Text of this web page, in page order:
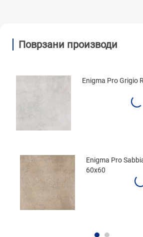
Поврзани производи
Enigma Pro Grigio
Enigma Pro
60x60